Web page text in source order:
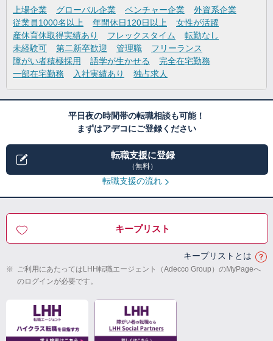
上場企業 グローバル企業 ベンチャー企業
外資系企業
従業員1000名以上
年間休日120日以上
女性が活躍
産休育休取得実績あり
フレックスタイム
転勤なし
未経験可
第二新卒歓迎 管理職
フリーランス
障がい者積極採用
語学が生かせる
完全在宅勤務
一部在宅勤務
入社実績あり 独占求人
平日夜の時間帯の転職相談も可能！
まずはアデコにご登録ください
転職支援に登録
（無料）
転職支援の流れ
キープリスト
キープリストとは
※ ご利用にあたってはLHH転職エージェント（Adecco Group）のMyPageへ
のログインが必要です。